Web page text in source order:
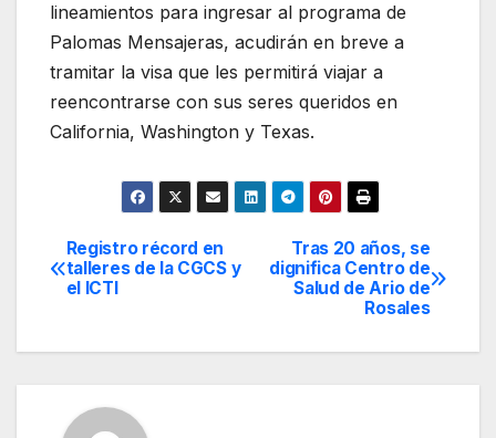
lineamientos para ingresar al programa de
Palomas Mensajeras, acudirán en breve a
tramitar la visa que les permitirá viajar a
reencontrarse con sus seres queridos en
California, Washington y Texas.
Navegación
de
entradas
Tras 20 años, se
dignifica Centro de
Salud de Ario de
Rosales
Registro récord en
talleres de la CGCS y
el ICTI